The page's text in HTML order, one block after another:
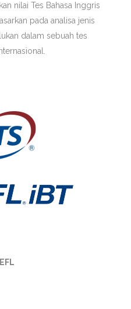
nilai Tes Bahasa Inggris
pada analisa jenis
dalam sebuah tes